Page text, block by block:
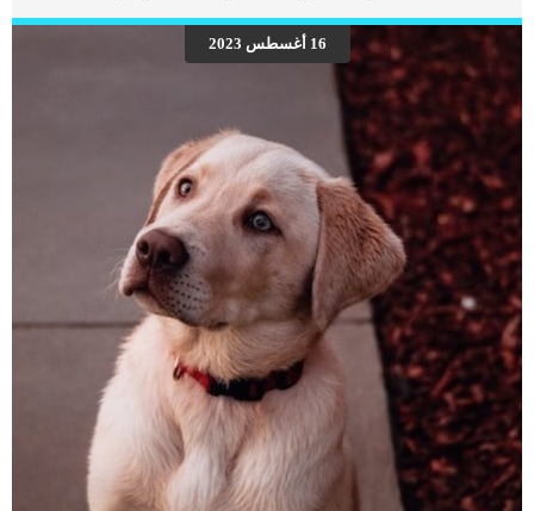
الكلى.سيقوم الطبيب البيطري بعمل بعض تحاليل البول والدم للتأكد من قدرة الكلب
الصحة للخضوع الى عملية جراحية وتحمل التخدير الكلى.يمكن القيام بعلاج تشوهات
الفك جراحيا عند الكلاب بداية من عمر ثلاثة اشهر.من الضروري اختبار الأعضاء الداخلية
وانتظام العمليات الحيوية فى جسم الكلب قبل إجراء العملية.يبدأ الإجراء الجراحي بتقسيم
16 أغسطس 2023